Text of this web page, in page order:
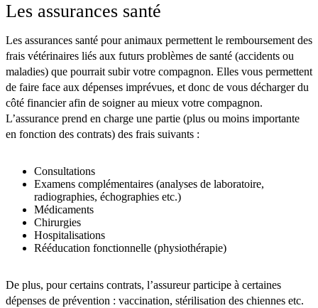
Les assurances santé
Les assurances santé pour animaux permettent le remboursement des
frais vétérinaires liés aux futurs problèmes de santé (accidents ou
maladies) que pourrait subir votre compagnon. Elles vous permettent
de faire face aux dépenses imprévues, et donc de vous décharger du
côté financier afin de soigner au mieux votre compagnon.
L’assurance prend en charge une partie (plus ou moins importante
en fonction des contrats) des frais suivants :
Consultations
Examens complémentaires (analyses de laboratoire,
radiographies, échographies etc.)
Médicaments
Chirurgies
Hospitalisations
Rééducation fonctionnelle (physiothérapie)
De plus, pour certains contrats, l’assureur participe à certaines
dépenses de prévention : vaccination, stérilisation des chiennes etc.